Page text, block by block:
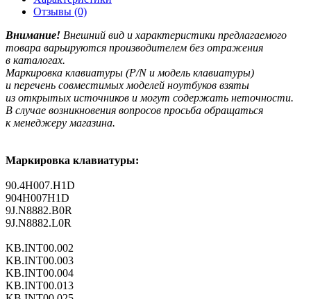
Отзывы (0)
Внимание! Внешний вид и характеристики предлагаемого
товара варьируются производителем без отражения
в каталогах.
Маркировка клавиатуры (P/N и модель клавиатуры)
и перечень совместимых моделей ноутбуков взяты
из открытых источников и могут содержать неточности.
В случае возникновения вопросов просьба обращаться
к менеджеру магазина.
Маркировка клавиатуры:
90.4H007.H1D
904H007H1D
9J.N8882.B0R
9J.N8882.L0R
KB.INT00.002
KB.INT00.003
KB.INT00.004
KB.INT00.013